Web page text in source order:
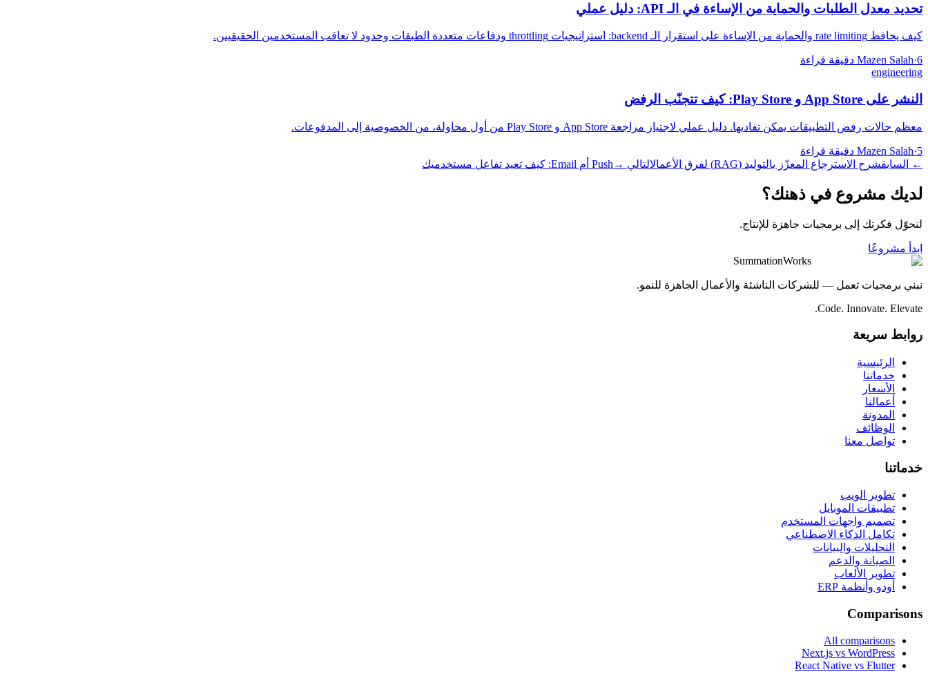
تحديد معدل الطلبات والحماية من الإساءة في الـ API: دليل عملي
كيف يحافظ rate limiting والحماية من الإساءة على استقرار الـ backend: استراتيجيات throttling ودفاعات متعددة الطبقات وحدود لا تعاقب المستخدمين الحقيقيين.
Mazen Salah·6 دقيقة قراءة
engineering
النشر على App Store و Play Store: كيف تتجنّب الرفض
معظم حالات رفض التطبيقات يمكن تفاديها. دليل عملي لاجتياز مراجعة App Store و Play Store من أول محاولة، من الخصوصية إلى المدفوعات.
Mazen Salah·5 دقيقة قراءة
←
السابقشرح الاسترجاع المعزّز بالتوليد (RAG) لفرق الأعمال التالي → Push أم Email: كيف تعيد تفاعل مستخدميك
لديك مشروع في ذهنك؟
لنحوّل فكرتك إلى برمجيات جاهزة للإنتاج.
ابدأ مشروعًا
SummationWorks
نبني برمجيات تعمل — للشركات الناشئة والأعمال الجاهزة للنمو.
Code. Innovate. Elevate.
روابط سريعة
الرئيسية
خدماتنا
الأسعار
أعمالنا
المدونة
الوظائف
تواصل معنا
خدماتنا
تطوير الويب
تطبيقات الموبايل
تصميم واجهات المستخدم
تكامل الذكاء الاصطناعي
التحليلات والبيانات
الصيانة والدعم
تطوير الألعاب
أودو وأنظمة ERP
Comparisons
All comparisons
Next.js vs WordPress
React Native vs Flutter